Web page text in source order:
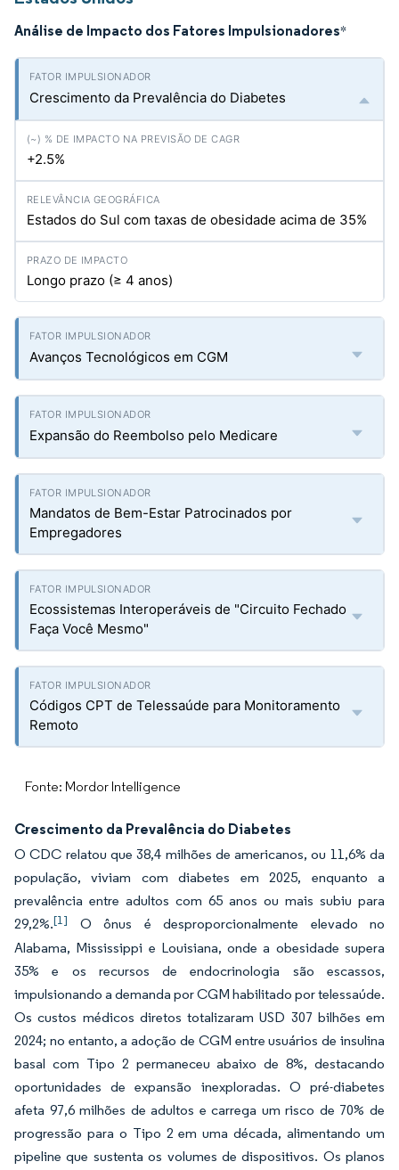
Análise de Impacto dos Fatores Impulsionadores*
Crescimento da Prevalência do Diabetes
+2.5%
Estados do Sul com taxas de obesidade acima de 35%
Longo prazo (≥ 4 anos)
Avanços Tecnológicos em CGM
Expansão do Reembolso pelo Medicare
Mandatos de Bem-Estar Patrocinados por
Empregadores
Ecossistemas Interoperáveis de "Circuito Fechado
Faça Você Mesmo"
Códigos CPT de Telessaúde para Monitoramento
Remoto
Fonte: Mordor Intelligence
Crescimento da Prevalência do Diabetes
O CDC relatou que 38,4 milhões de americanos, ou 11,6% da
população, viviam com diabetes em 2025, enquanto a
prevalência entre adultos com 65 anos ou mais subiu para
29,2%.[1]
O ônus é desproporcionalmente elevado no
Alabama, Mississippi e Louisiana, onde a obesidade supera
35% e os recursos de endocrinologia são escassos,
impulsionando a demanda por CGM habilitado por telessaúde.
Os custos médicos diretos totalizaram USD 307 bilhões em
2024; no entanto, a adoção de CGM entre usuários de insulina
basal com Tipo 2 permaneceu abaixo de 8%, destacando
oportunidades de expansão inexploradas. O pré-diabetes
afeta 97,6 milhões de adultos e carrega um risco de 70% de
progressão para o Tipo 2 em uma década, alimentando um
pipeline que sustenta os volumes de dispositivos. Os planos